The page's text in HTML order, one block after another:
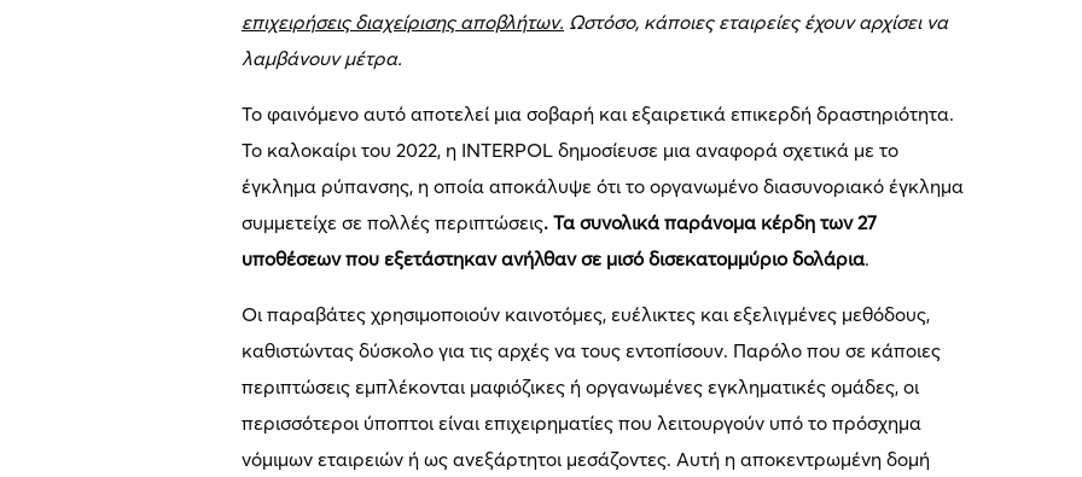
επιχειρήσεις διαχείρισης αποβλήτων. Ωστόσο, κάποιες εταιρείες έχουν αρχίσει να
λαμβάνουν μέτρα.
Το φαινόμενο αυτό αποτελεί μια σοβαρή και εξαιρετικά επικερδή δραστηριότητα.
Το καλοκαίρι του 2022, η INTERPOL δημοσίευσε μια αναφορά σχετικά με το
έγκλημα ρύπανσης, η οποία αποκάλυψε ότι το οργανωμένο διασυνοριακό έγκλημα
συμμετείχε σε πολλές περιπτώσεις. Τα συνολικά παράνομα κέρδη των 27
υποθέσεων που εξετάστηκαν ανήλθαν σε μισό δισεκατομμύριο δολάρια.
Οι παραβάτες χρησιμοποιούν καινοτόμες, ευέλικτες και εξελιγμένες μεθόδους,
καθιστώντας δύσκολο για τις αρχές να τους εντοπίσουν. Παρόλο που σε κάποιες
περιπτώσεις εμπλέκονται μαφιόζικες ή οργανωμένες εγκληματικές ομάδες, οι
περισσότεροι ύποπτοι είναι επιχειρηματίες που λειτουργούν υπό το πρόσχημα
νόμιμων εταιρειών ή ως ανεξάρτητοι μεσάζοντες. Αυτή η αποκεντρωμένη δομή